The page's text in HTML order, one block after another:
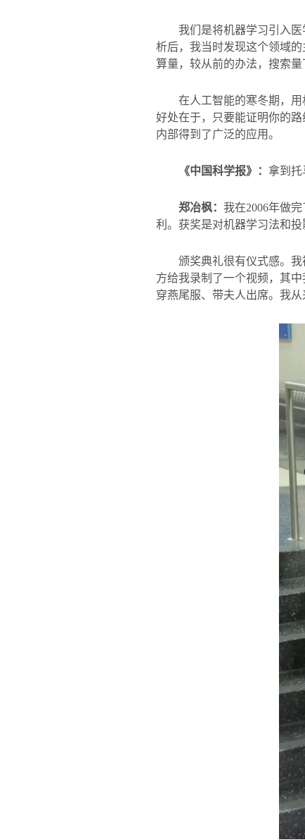
我们是将机器学习引入
析后，我当时发现这个领域
算量，较从前的办法，搜索
在人工智能的寒冬期，
好处在于，只要能证明你的
内部得到了广泛的应用。
《中国科学报》： 拿到托
郑冶枫： 我在2006年做完
利。获奖是对机器学习法和投
颁奖典礼很有仪式感。
方给我录制了一个视频，其
穿燕尾服、带夫人出席。我